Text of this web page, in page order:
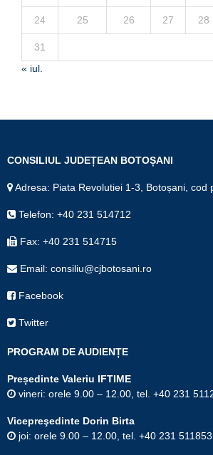
24 25 26 27 28
31
« iul.
CONSILIUL JUDEȚEAN BOTOȘANI
Adresa: Piata Revolutiei 1-3, Botoșani, cod
Telefon: +40 231 514712
Fax: +40 231 514715
Email: consiliu@cjbotosani.ro
Facebook
Twitter
PROGRAM DE AUDIENȚE
Președinte Valeriu IFTIME
vineri: orele 9.00 – 12.00, tel. +40 231
Vicepreşedinte Dorin Birta
joi: orele 9.00 – 12.00, tel. +40 231 511853